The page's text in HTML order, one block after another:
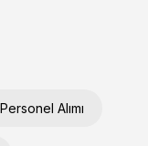
Alımı